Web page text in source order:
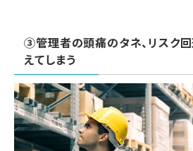
③管理者の頭痛のタネ、リスク
えてしまう